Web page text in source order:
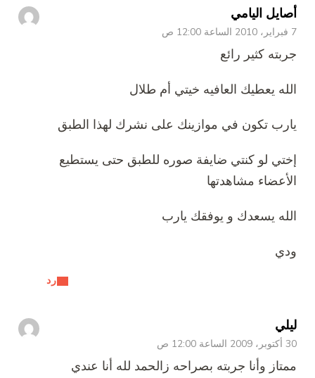
أصايل اليامي
7 فبراير، 2010 الساعة 12:00 ص
رد
جربته كثير رائع
الله يعطيك العافيه خيتي أم طلال
يارب تكون في موازينك على نشرك لهذا الطبق
إختي لو كنتي ضايفة صوره للطبق حتى يستطيع
الأعضاء مشاهدتها
الله يسعدك و يوفقك يارب
ودي
ليلي
30 أكتوبر، 2009 الساعة 12:00 ص
ممتاز وأنا جربته بصراحه زالحمد لله أنا عندي